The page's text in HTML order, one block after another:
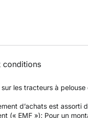
conditions
les tracteurs à
d’achats est assorti
(« EMF »): Pour un